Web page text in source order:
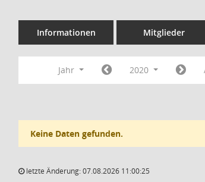
Informationen Mitglieder
Jahr 2020
Keine Daten gefunden.
letzte Änderung: 07.08.2026 11:00:25